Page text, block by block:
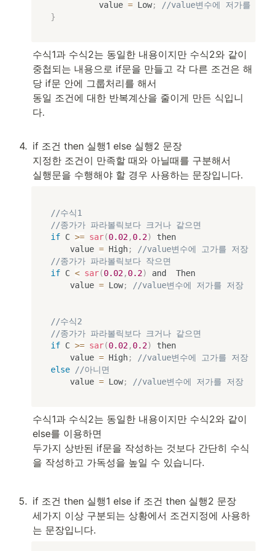
					value
= Low;
//value변수에 저가를 저
}
수식1과 수식2는 동일한 내용이지만 수식2와 같이
중첩되는 내용으로 if문을 만들고 각 다른 조건은 해
당 if문 안에 그룹처리를 해서
동일 조건에 대한 반복계산을 줄이게 만든 식입니
다.
4. if 조건 then 실행1 else 실행2 문장
지정한 조건이 만족할 때와 아닐때를 구분해서
실행문을 수행해야 할 경우 사용하는 문장입니다.
//수식1
//종가가 파라볼릭보다 크거나 같으면
if C >= sar(0.02, 0.2)
then
		value
= High;
//value변수에 고가를 저장
//종가가 파라볼릭보다 작으면
if C < sar(0.02, 0.2)
and  Then
		value
= Low; //value변수에 저가를 저장
//수식2
//종가가 파라볼릭보다 크거나 같으면
if C >= sar(0.02, 0.2)
then
		value
= High;
//value변수에 고가를 저장
else
//아니면
		value
= Low; //value변수에 저가를 저장
수식1과 수식2는 동일한 내용이지만 수식2와 같이
else를 이용하면
두가지 상반된 if문을 작성하는 것보다 간단히 수식
을 작성하고 가독성을 높일 수 있습니다.
5. if 조건 then 실행1 else if 조건 then 실행2 문장
세가지 이상 구분되는 상황에서 조건지정에 사용하
는 문장입니다.